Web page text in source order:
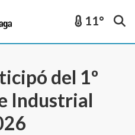
11°
del 1º
Industrial